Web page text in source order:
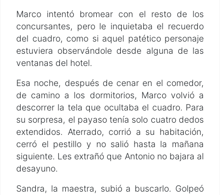
Marco intentó bromear con el resto de los
concursantes, pero le inquietaba el recuerdo
del cuadro, como si aquel patético personaje
estuviera observándole desde alguna de las
ventanas del hotel.
Esa noche, después de cenar en el comedor,
de camino a los dormitorios, Marco volvió a
descorrer la tela que ocultaba el cuadro. Para
su sorpresa, el payaso tenía solo cuatro dedos
extendidos. Aterrado, corrió a su habitación,
cerró el pestillo y no salió hasta la mañana
siguiente. Les extrañó que Antonio no bajara al
desayuno.
Sandra, la maestra, subió a buscarlo. Golpeó